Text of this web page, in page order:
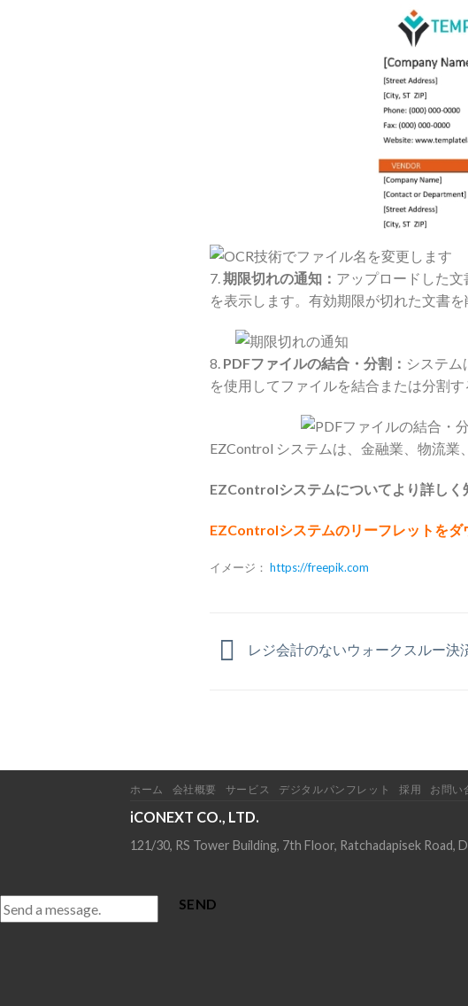
7.期限切れの通知： アップロードした
を表示します。有効期限が切れた文書
8. PDFファイルの結合・分割： システム
を使用してファイルを結合または分割
EZControl システムは、金融業、物流業
EZControlシステムについてより詳しく
EZControlシステムのリーフレットをダ
イメージ： https://freepik.com
レジ会計のないウォークスルー決
ホーム 会社概要 サービス デジタルパンフレット 採用 お問い
iCONEXT CO., LTD.
121/30, RS Tower Building, 7th Floor, Ratchadapisek
SEND